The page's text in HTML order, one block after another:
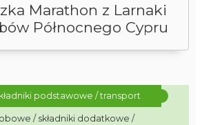
Marathon z Larnaki
Północnego Cypru
podstawowe / transport
/ składniki dodatkowe /